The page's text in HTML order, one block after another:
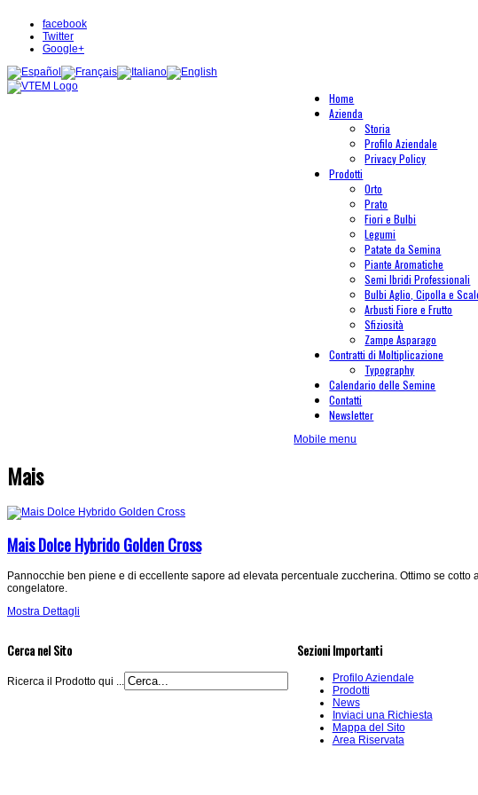
facebook
Twitter
Google+
Home
Azienda
Storia
Profilo Aziendale
Privacy Policy
Prodotti
Orto
Prato
Fiori e Bulbi
Legumi
Patate da Semina
Piante Aromatiche
Semi Ibridi Professionali
Bulbi Aglio, Cipolla e
Arbusti Fiore e Frutto
Sfiziosità
Zampe Asparago
Contratti di Moltiplicazione
Typography
Calendario delle Semine
Contatti
Newsletter
Mobile menu
Mais
Mais Dolce Hybrido Golden Cross
Pannocchie ben piene e di eccellente sapore ad elevata percentuale zuccherina. Ottimo se
congelatore.
Mostra Dettagli
Cerca nel Sito
Ricerca il Prodotto qui ...
Sezioni Importanti
Profilo Aziendale
Prodotti
News
Inviaci una Richiesta
Mappa del Sito
Area Riservata